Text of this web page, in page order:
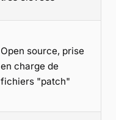
Open source, prise
en charge de
fichiers "patch"